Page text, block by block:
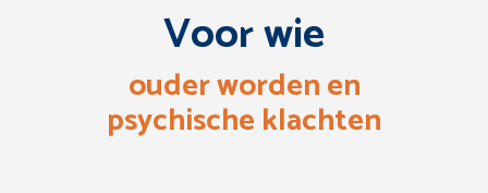
Voor wie
ouder worden en
psychische klachten